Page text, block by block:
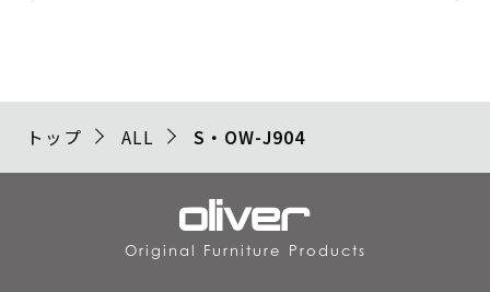
トップ ALL S・OW-J904
Original Furniture Products